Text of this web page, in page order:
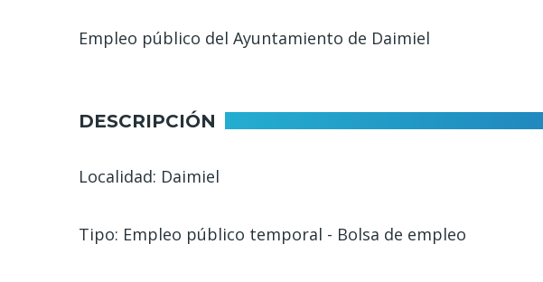
a
navegación
Empleo público del Ayuntamiento de Daimiel
DESCRIPCIÓN
Localidad: Daimiel
Tipo: Empleo público temporal - Bolsa de empleo